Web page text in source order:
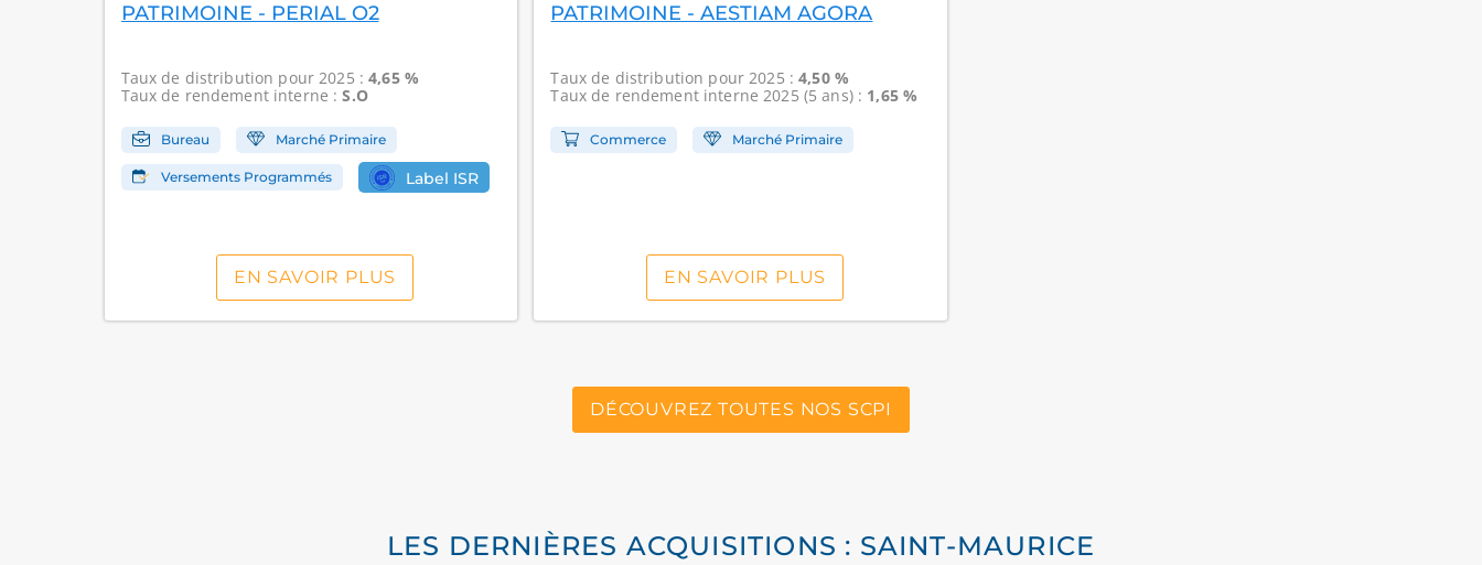
PATRIMOINE - PERIAL O2
Taux de distribution pour 2025 :4,65 %
Taux de rendement interne :S.O
Bureau Marché Primaire
Versements Programmés Label ISR
EN SAVOIR PLUS
PATRIMOINE - AESTIAM AGORA
Taux de distribution pour 2025 :4,50 %
Taux de rendement interne2025 (5 ans) : 1,65 %
Commerce Marché Primaire
EN SAVOIR PLUS
DÉCOUVREZ TOUTES NOS SCPI
LES DERNIÈRES ACQUISITIONS : SAINT-MAURICE